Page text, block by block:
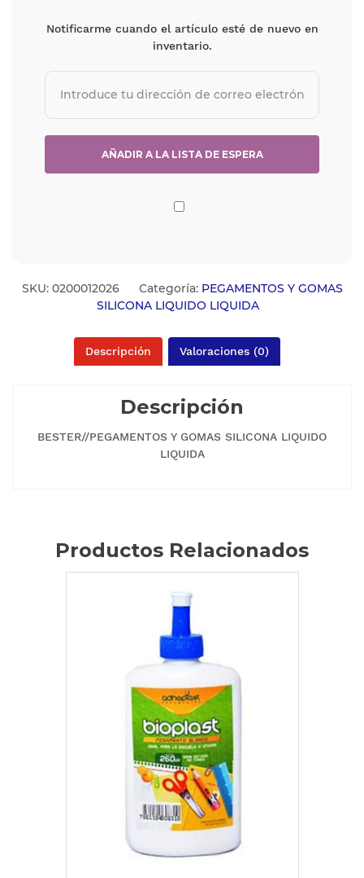
Notificarme cuando el artículo esté de nuevo en
inventario.
SKU: 0200012026 Categoría: PEGAMENTOS Y GOMAS
SILICONA LIQUIDO LIQUIDA
Descripción Valoraciones (0)
Descripción
BESTER//PEGAMENTOS Y GOMAS SILICONA LIQUIDO
LIQUIDA
Productos Relacionados